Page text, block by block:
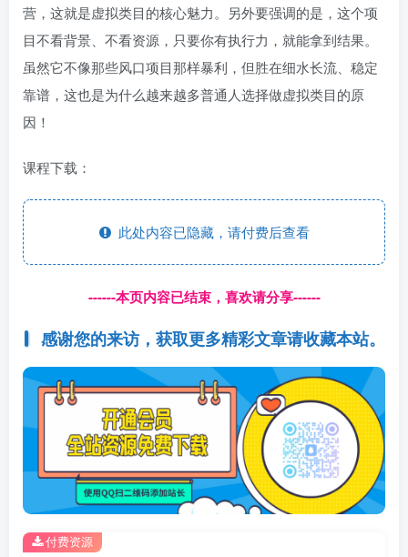
营，这就是虚拟类目的核心魅力。另外要强调的是，这个项
目不看背景、不看资源，只要你有执行力，就能拿到结果。
虽然它不像那些风口项目那样暴利，但胜在细水长流、稳定
靠谱，这也是为什么越来越多普通人选择做虚拟类目的原
因！
课程下载：
此处内容已隐藏，请付费后查看
------本页内容已结束，喜欢请分享------
感谢您的来访，获取更多精彩文章请收藏本站。
付费资源